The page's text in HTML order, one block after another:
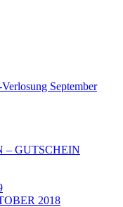
September
– GUTSCHEIN
2018